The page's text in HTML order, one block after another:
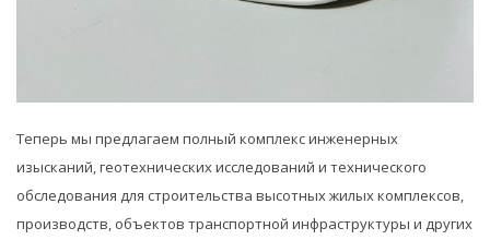
Теперь мы предлагаем полный комплекс инженерных
изысканий, геотехнических исследований и технического
обследования для строительства высотных жилых комплексов,
производств, объектов транспортной инфраструктуры и других